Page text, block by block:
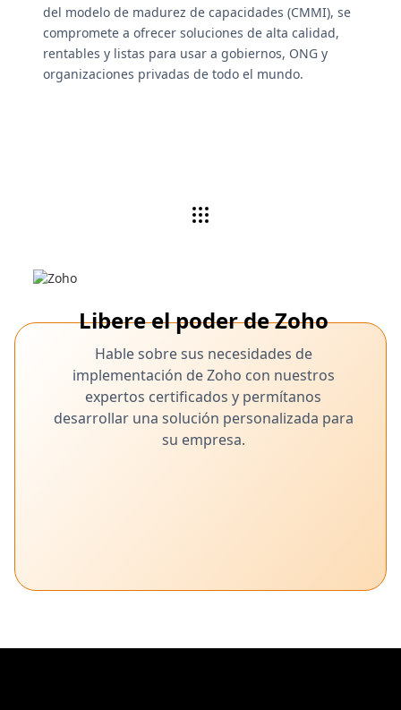
del modelo de madurez de capacidades (CMMI), se
compromete a ofrecer soluciones de alta calidad,
rentables y listas para usar a gobiernos, ONG y
organizaciones privadas de todo el mundo.
Libere el poder de Zoho
Hable sobre sus necesidades de
implementación de Zoho con nuestros
expertos certificados y permítanos
desarrollar una solución personalizada para
su empresa.